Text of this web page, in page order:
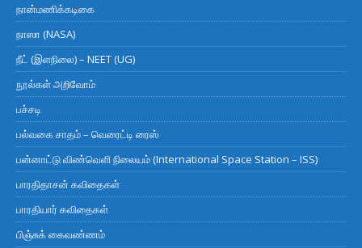
நான்மணிக்கடிகை
நாஸா (NASA)
நீட் (இளநிலை) – NEET (UG)
நூல்கள் அறிவோம்
பச்சடி
பல்வகை சாதம் – வெரைட்டி ரைஸ்
பன்னாட்டு விண்வெளி நிலையம் (International Space Station – ISS)
பாரதிதாசன் கவிதைகள்
பாரதியார் கவிதைகள்
பிஞ்சுக் கைவண்ணம்